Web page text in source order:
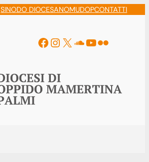
SINODO DIOCESANOMUDOPCONTATTI
Facebook
Instagram
X Soundcloud
YouTube
Flickr